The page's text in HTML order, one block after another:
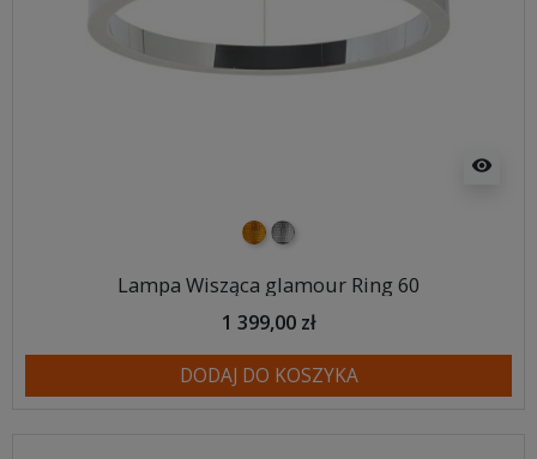
visibility
złotysrebrny
Lampa Wisząca glamour Ring 60
1 399,00 zł
DODAJ DO KOSZYKA